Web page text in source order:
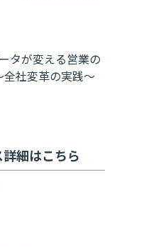
タが変える営業の
全社変革の実践～
細はこちら